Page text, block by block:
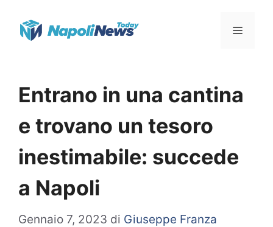
Menu
Entrano in una cantina
e trovano un tesoro
inestimabile: succede
a Napoli
Gennaio 7, 2023 di Giuseppe Franza